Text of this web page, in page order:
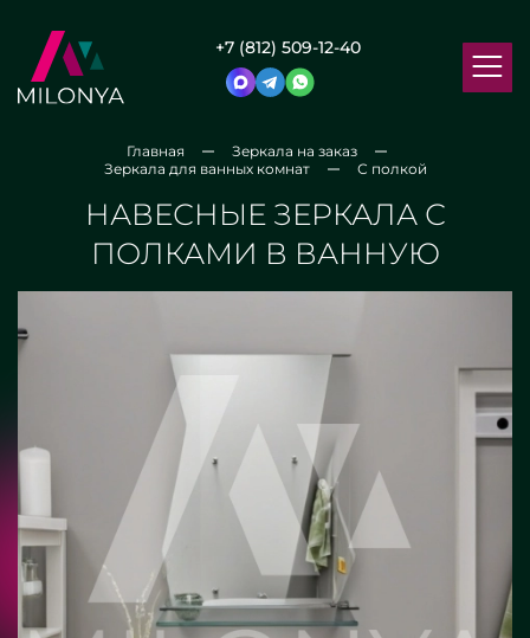
+7 (812) 509-12-40
Главная
Зеркала на заказ
Зеркала для ванных комнат
С полкой
НАВЕСНЫЕ ЗЕРКАЛА С
ПОЛКАМИ В ВАННУЮ